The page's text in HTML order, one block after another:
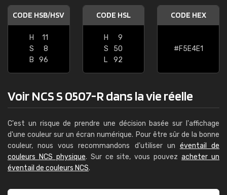
CODE HSB/HSV
H
11
S
8
B
96
CODE HSL
H
9
S
50
L
92
CODE HEX
#F5E4E1
Voir NCS S 0507-R dans la vie réelle
C'est un risque de prendre une décision basée sur l'affichage
d'une couleur sur un écran numérique. Pour être sûr de la bonne
couleur, nous vous recommandons d'utiliser un éventail de
couleurs NCS physique. Sur ce site, vous pouvezacheter un
éventail de couleurs NCS.